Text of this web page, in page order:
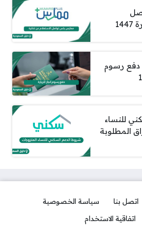
دفع رسوم
للنساء
المطلوبة
اتصل بنا
سياسة الخصوصية
اتفاقية الاستخدام